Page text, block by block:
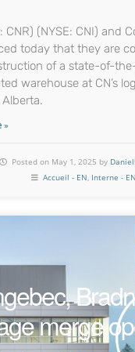
CNR) (NYSE: CNI) and
today that they are
of a state-of-
warehouse at CN’s
Alberta.
»
Posted on May 1, 2025 by
Accueil - EN, Interne - EN
merge